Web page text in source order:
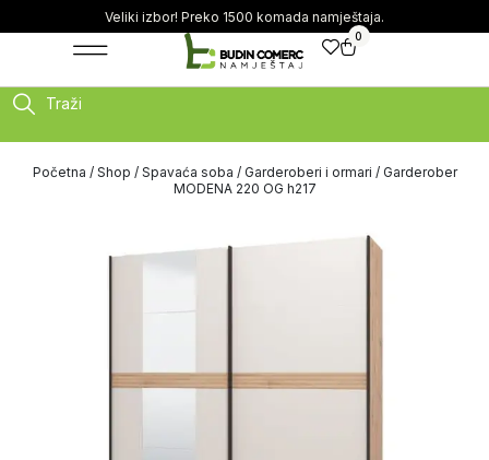
Veliki izbor! Preko 1500 komada namještaja.
0
Traži
Početna / Shop / Spavaća soba / Garderoberi i ormari / Garderober
MODENA 220 OG h217